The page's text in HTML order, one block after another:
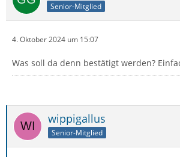
Senior-Mitglied
4. Oktober 2024 um 15:07
Was soll da denn bestätigt werden?
wippigallus
Senior-Mitglied